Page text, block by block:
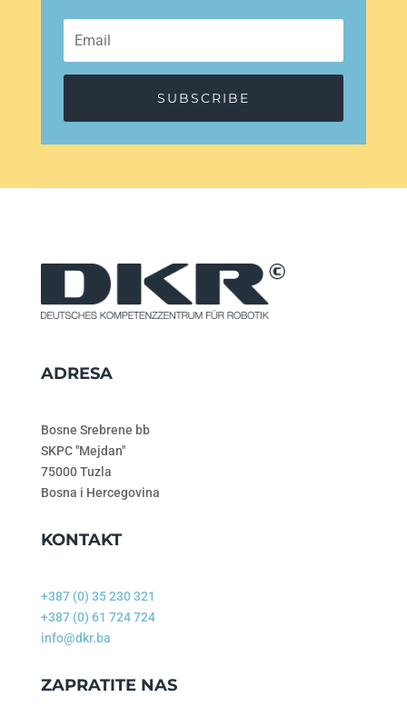
SUBSCRIBE
ADRESA
Bosne Srebrene bb
SKPC "Mejdan"
75000 Tuzla
Bosna i Hercegovina
KONTAKT
+387 (0) 35 230 321
+387 (0) 61 724 724
info@dkr.ba
ZAPRATITE NAS